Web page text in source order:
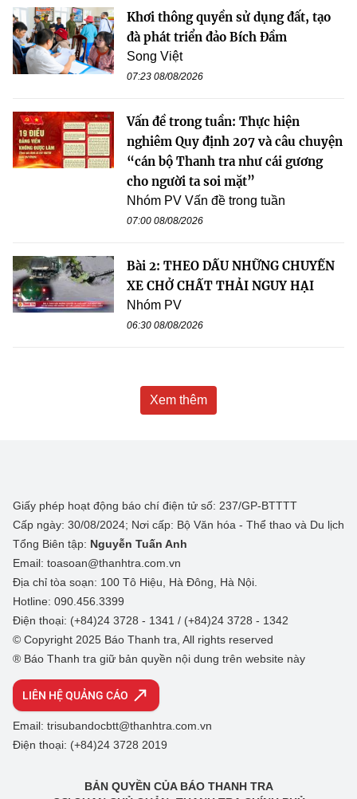
Khơi thông quyền sử dụng đất, tạo
đà phát triển đảo Bích Đầm
Song Việt
07:23 08/08/2026
Vấn đề trong tuần: Thực hiện
nghiêm Quy định 207 và câu chuyện
“cán bộ Thanh tra như cái gương
cho người ta soi mặt”
Nhóm PV Vấn đề trong tuần
07:00 08/08/2026
Bài 2: THEO DẤU NHỮNG CHUYẾN
XE CHỞ CHẤT THẢI NGUY HẠI
Nhóm PV
06:30 08/08/2026
Xem thêm
Giấy phép hoạt động báo chí điện tử số: 237/GP-BTTTT
Cấp ngày: 30/08/2024; Nơi cấp: Bộ Văn hóa - Thể thao và Du lịch
Tổng Biên tập: Nguyễn Tuấn Anh
Email: toasoan@thanhtra.com.vn
Địa chỉ tòa soạn: 100 Tô Hiệu, Hà Đông, Hà Nội.
Hotline: 090.456.3399
Điện thoại: (+84)24 3728 - 1341 / (+84)24 3728 - 1342
© Copyright 2025 Báo Thanh tra, All rights reserved
® Báo Thanh tra giữ bản quyền nội dung trên website này
LIÊN HỆ QUẢNG CÁO
Email: trisubandocbtt@thanhtra.com.vn
Điện thoại: (+84)24 3728 2019
BẢN QUYỀN CỦA BÁO THANH TRA